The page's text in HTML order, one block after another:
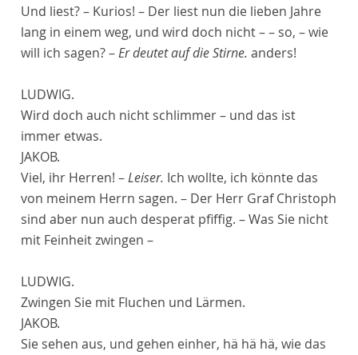
Und liest? – Kurios! – Der liest nun die lieben Jahre
lang in einem weg, und wird doch nicht – – so, – wie
will ich sagen? –Er deutet auf die Stirne. anders!
LUDWIG.
Wird doch auch nicht schlimmer – und das ist
immer etwas.
JAKOB.
Viel, ihr Herren! –Leiser. Ich wollte, ich könnte das
von meinem Herrn sagen. – Der Herr Graf Christoph
sind aber nun auch desperat pfiffig. – Was Sie nicht
mit Feinheit zwingen –
LUDWIG.
Zwingen Sie mit Fluchen und Lärmen.
JAKOB.
Sie sehen aus, und gehen einher, hä hä hä, wie das